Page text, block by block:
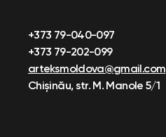
+373 79-040-097
+373 79-202-099
arteksmoldova@gmail.com
Chișinău, str. M. Manole 5/1